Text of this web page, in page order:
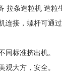
拉条造粒机 造粒
连接，螺杆可通
同标准挤出机。
观大方，安全。